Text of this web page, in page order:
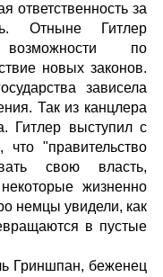
ответственность за
Отныне Гитлер
по
новых законов.
зависела
Так из канцлера
Гитлер выступил с
"правительство
свою власть,
жизненно
немцы увидели, как
в пустые
Гриншпан, беженец